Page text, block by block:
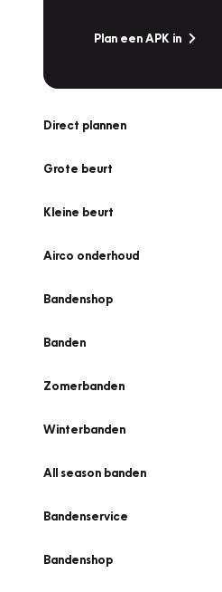
Plan een APK in
Direct plannen
Grote beurt
Kleine beurt
Airco onderhoud
Bandenshop
Banden
Zomerbanden
Winterbanden
All season banden
Bandenservice
Bandenshop